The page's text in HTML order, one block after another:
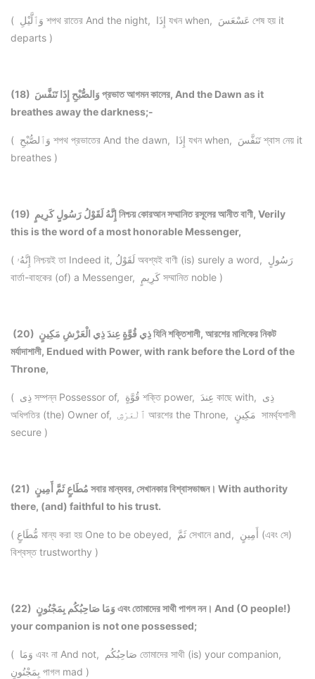
( وَٱلَّيْلِ শপথ রাতের And the night, إِذَا যখন when, عَسْعَسَ শেষ হয় it
departs )
(18) وَالصُّبْحِ إِذَا تَنَفَّسَ প্রভাত আগমন কালের, And the Dawn as it
breathes away the darkness;-
( وَٱلصُّبْحِ শপথ প্রভাতের And the dawn, إِذَا যখন when, تَنَفَّسَ শ্বাস নেয় it
breathes )
(19) إِنَّهُ لَقَوْلُ رَسُولٍ كَرِيمٍ নিশ্চয় কোরআন সম্মানিত রসূলের আনীত বাণী, Verily
this is the word of a most honorable Messenger,
( إِنَّهُۥ নিশ্চয়ই তা Indeed it, لَقَوْلُ অবশ্যই বাণী (is) surely a word, رَسُولٍ
বার্তা-বাহকের (of) a Messenger, كَرِيمٍ সম্মানিত noble )
(20) ذِي قُوَّةٍ عِندَ ذِي الْعَرْشِ مَكِينٍ যিনি শক্তিশালী, আরশের মালিকের নিকট
মর্যাদাশালী, Endued with Power, with rank before the Lord of the
Throne,
( ذِى সম্পন্ন Possessor of, قُوَّةٍ শক্তি power, عِندَ কাছে with, ذِى
অধিপতির (the) Owner of, ٱلْعَرْشِ আরশের the Throne, مَكِينٍ সামর্থ্যশালী
secure )
(21) مُطَاعٍ ثَمَّ أَمِينٍ সবার মান্যবর, সেখানকার বিশ্বাসভাজন। With authority
there, (and) faithful to his trust.
( مُّطَاعٍ মান্য করা হয় One to be obeyed, ثَمَّ সেখানে and, أَمِينٍ (এবং সে)
বিশ্বস্ত trustworthy )
(22) وَمَا صَاحِبُكُم بِمَجْنُونٍ এবং তোমাদের সাথী পাগল নন। And (O people!)
your companion is not one possessed;
( وَمَا এবং না And not, صَاحِبُكُم তোমাদের সাথী (is) your companion,
بِمَجْنُونٍ পাগল mad )